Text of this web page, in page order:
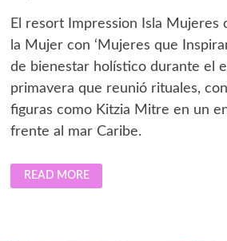
El resort Impression Isla Mujeres
la Mujer con ‘Mujeres que
de bienestar holístico durante el
primavera que reunió rituales,
figuras como Kitzia Mitre en un
frente al mar Caribe.
IMPRESSION
ISLA
MUJERES
READ MORE